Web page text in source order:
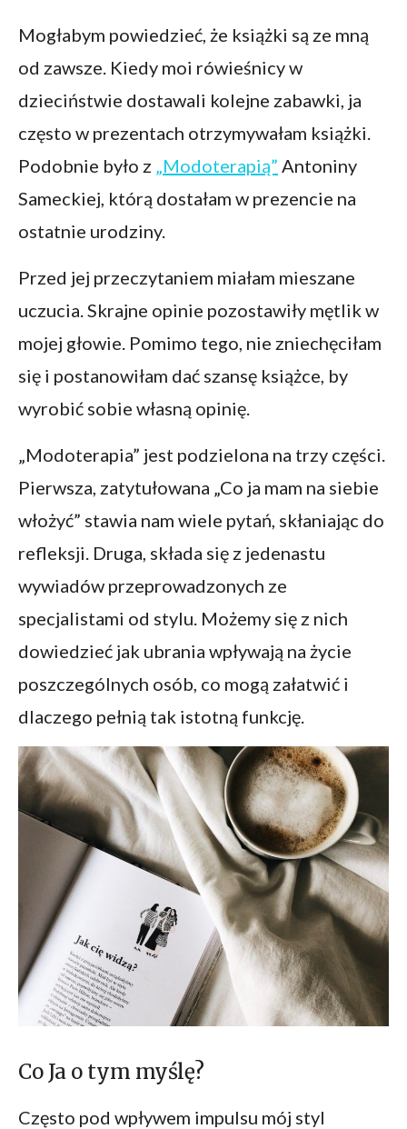
Mogłabym powiedzieć, że książki są ze mną
od zawsze. Kiedy moi rówieśnicy w
dzieciństwie dostawali kolejne zabawki, ja
często w prezentach otrzymywałam książki.
Podobnie było z „Modoterapią” Antoniny
Sameckiej, którą dostałam w prezencie na
ostatnie urodziny.
Przed jej przeczytaniem miałam mieszane
uczucia. Skrajne opinie pozostawiły mętlik w
mojej głowie. Pomimo tego, nie zniechęciłam
się i postanowiłam dać szansę książce, by
wyrobić sobie własną opinię.
„Modoterapia” jest podzielona na trzy części.
Pierwsza, zatytułowana „Co ja mam na siebie
włożyć” stawia nam wiele pytań, skłaniając do
refleksji. Druga, składa się z jedenastu
wywiadów przeprowadzonych ze
specjalistami od stylu. Możemy się z nich
dowiedzieć jak ubrania wpływają na życie
poszczególnych osób, co mogą załatwić i
dlaczego pełnią tak istotną funkcję.
Co Ja o tym myślę?
Często pod wpływem impulsu mój styl